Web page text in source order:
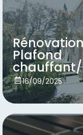
Plafond
chauffant/
16/09/2025
Voir